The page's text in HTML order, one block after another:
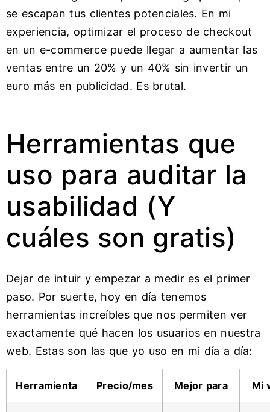
se escapan tus clientes potenciales. En mi
experiencia, optimizar el proceso de checkout
en un e-commerce puede llegar a aumentar las
ventas entre un 20% y un 40% sin invertir un
euro más en publicidad. Es brutal.
Herramientas que
uso para auditar la
usabilidad (Y
cuáles son gratis)
Dejar de intuir y empezar a medir es el primer
paso. Por suerte, hoy en día tenemos
herramientas increíbles que nos permiten ver
exactamente qué hacen los usuarios en nuestra
web. Estas son las que yo uso en mi día a día:
Herramienta Precio/mes Mejor para Mi